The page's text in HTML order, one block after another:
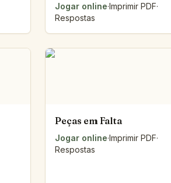
Jogar online·Imprimir PDF·
Respostas
Peças em Falta
Jogar online·Imprimir PDF·
Respostas